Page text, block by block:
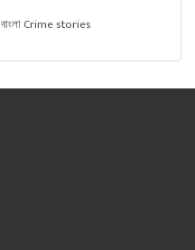
বাংলা Crime stories